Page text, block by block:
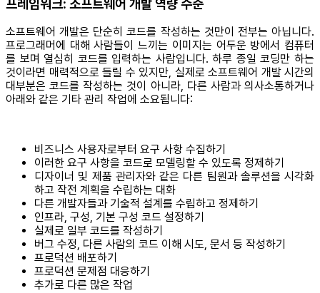
프레임워크: 소프트웨어 개발 역량 수준
소프트웨어 개발은 단순히 코드를 작성하는 것만이 전부는 아닙니다.
프로그래머에 대해 사람들이 느끼는 이미지는 어두운 방에서 컴퓨터
를 보며 열심히 코드를 입력하는 사람입니다. 하루 종일 코딩만 하는
것이라면 매력적으로 들릴 수 있지만, 실제로 소프트웨어 개발 시간의
대부분은 코드를 작성하는 것이 아니라, 다른 사람과 의사소통하거나
아래와 같은 기타 관리 작업에 소요됩니다:
비즈니스 사용자로부터 요구 사항 수집하기
이러한 요구 사항을 코드로 모델링할 수 있도록 정제하기
디자이너 및 제품 관리자와 같은 다른 팀원과 솔루션을 시각화
하고 작전 계획을 수립하는 대화
다른 개발자들과 기술적 설계를 수립하고 정제하기
인프라, 구성, 기본 구성 코드 설정하기
실제로 일부 코드를 작성하기
버그 수정, 다른 사람의 코드 이해 시도, 문서 등 작성하기
프로덕션 배포하기
프로덕션 문제점 대응하기
추가로 다른 많은 작업